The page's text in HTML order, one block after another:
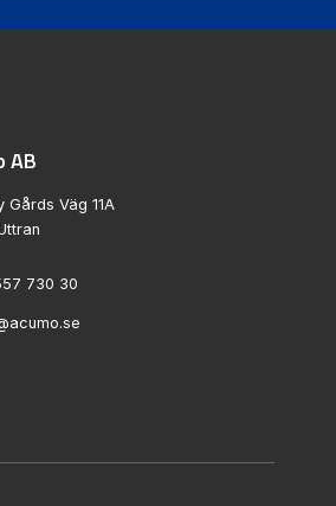
AB
Gårds Väg 11A
730 30